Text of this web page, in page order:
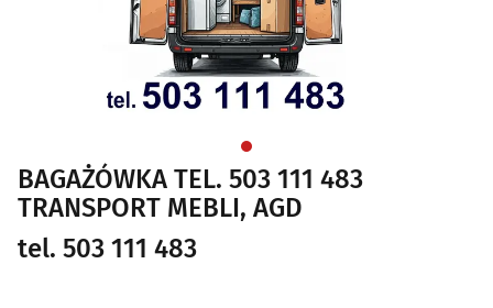
BAGAŻÓWKA TEL. 503 111 483
TRANSPORT MEBLI, AGD
tel. 503 111 483